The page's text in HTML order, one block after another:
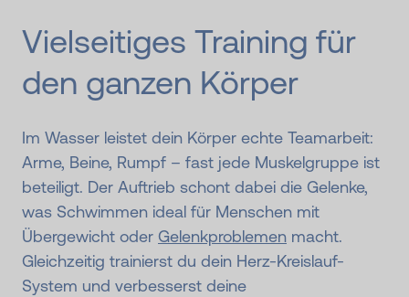
Vielseitiges Training für
den ganzen Körper
Im Wasser leistet dein Körper echte Teamarbeit:
Arme, Beine, Rumpf – fast jede Muskelgruppe ist
beteiligt. Der Auftrieb schont dabei die Gelenke,
was Schwimmen ideal für Menschen mit
Übergewicht oder Gelenkproblemen macht.
Gleichzeitig trainierst du dein Herz-Kreislauf-
System und verbesserst deine